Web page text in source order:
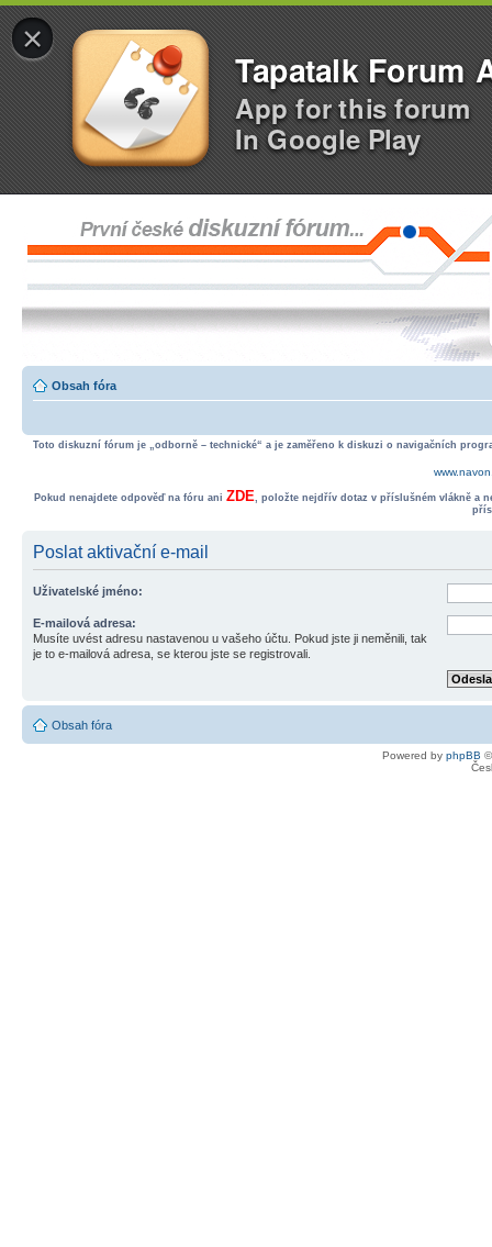
×
Tapatalk Forum
App for this forum
In Google Play
Obsah fóra
Toto diskuzní fórum je „odborně – technické“ a je zaměřeno k diskuzi o navigačních
Pokud nenajdete odpověď na fóru ani ZDE, položte nejdřív dotaz v příslušném vlákně a
Poslat aktivační e-mail
Uživatelské jméno:
E-mailová adresa:
Musíte uvést adresu nastavenou u vašeho účtu. Pokud jste ji neměnili, tak
je to e-mailová adresa, se kterou jste se registrovali.
Obsah fóra
Powered by phpBB